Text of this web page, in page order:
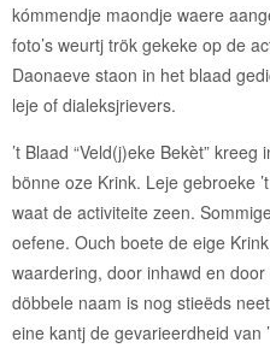
kómmendje maondje waere
foto’s weurtj trök gekeke op de
Daonaeve staon in het blaad
leje of dialeksjrievers.
’t Blaad “Veld(j)eke Bekèt”
bönne oze Krink. Leje gebroeke
waat de activiteite zeen.
oefene. Ouch boete de eige
waardering, door inhawd en
döbbele naam is nog stieëds
eine kantj de gevarieerdheid van